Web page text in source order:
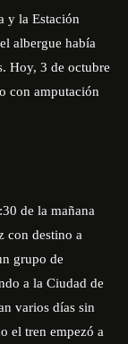
y la Estación
albergue había
Hoy, 3 de octubre
con amputación
de la mañana
con destino a
grupo de
a la Ciudad de
varios días sin
el tren empezó a